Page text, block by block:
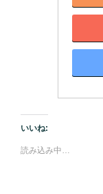
いいね:
読み込み中…